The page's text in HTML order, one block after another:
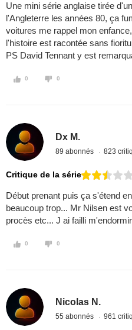
Une mini série anglaise tirée
l'Angleterre les années 80, ça
voitures me rappel mon
l'histoire est racontée sans
PS David Tennant y est
0 0
Dx M.
89 abonnés 823
Critique de la série
Début prenant puis ça s'étend
beaucoup trop... Mr Nilsen est
procès etc... J ai failli
0 0
Nicolas N.
55 abonnés 961